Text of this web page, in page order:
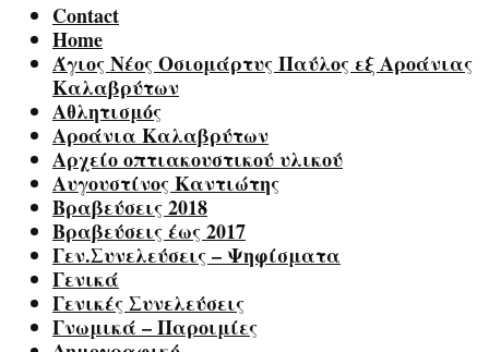
Contact
Home
Άγιος Νέος Οσιομάρτυς Παύλος εξ Αροάνιας
Καλαβρύτων
Αθλητισμός
Αροάνια Καλαβρύτων
Αρχείο οπτιακουστικού υλικού
Αυγουστίνος Καντιώτης
Βραβεύσεις 2018
Βραβεύσεις έως 2017
Γεν.Συνελεύσεις – Ψηφίσματα
Γενικά
Γενικές Συνελεύσεις
Γνωμικά – Παροιμίες